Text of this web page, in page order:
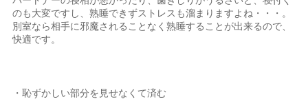
のも大変ですし、熟睡できずストレスも溜まりますよね・・・。
別室なら相手に邪魔されることなく熟睡することが出来るので、
快適です。
・恥ずかしい部分を見せなくて済む